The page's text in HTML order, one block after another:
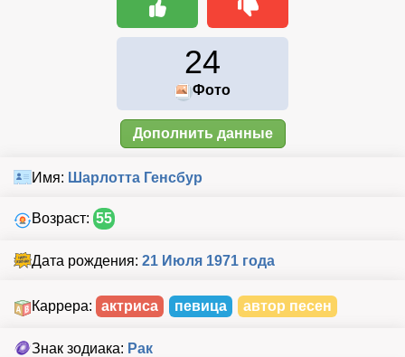
24
Фото
Дополнить данные
Имя: Шарлотта Генсбур
Возраст: 55
Дата рождения: 21 Июля 1971 года
Каррера: актриса певица автор песен
Знак зодиака: Рак